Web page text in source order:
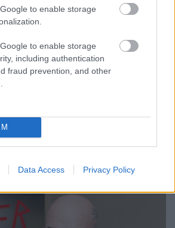
to enable storage
to enable storage
including authentication
fraud prevention, and other
Data Access Privacy Policy
cukibb már nem